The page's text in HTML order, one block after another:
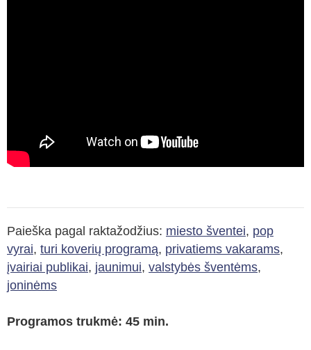
Paieška pagal raktažodžius: miesto šventei, pop
vyrai, turi koverių programą, privatiems vakarams,
įvairiai publikai, jaunimui, valstybės šventėms,
joninėms
Programos trukmė: 45 min.